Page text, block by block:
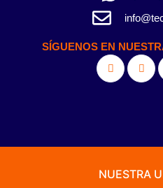
SÍGUENOS EN
NUESTRA